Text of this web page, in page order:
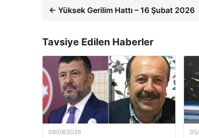
← Yüksek Gerilim Hattı – 16 Şubat 2026
Tavsiye Edilen Haberler
06/08/2026